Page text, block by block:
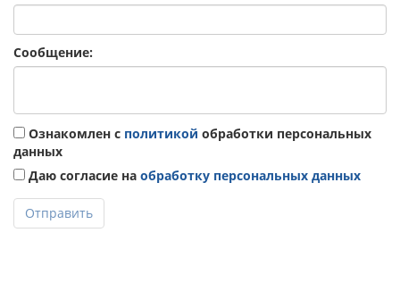
Сообщение:
Ознакомлен с политикой обработки персональных
данных
Даю согласие на обработку персональных данных
Отправить